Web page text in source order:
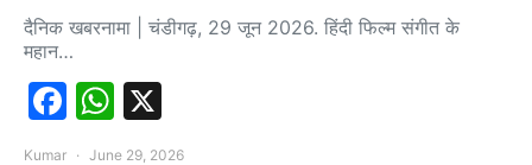
दैनिक खबरनामा | चंडीगढ़, 29 जून 2026. हिंदी फिल्म संगीत के
महान…
Facebook
WhatsApp
Kumar June 29, 2026